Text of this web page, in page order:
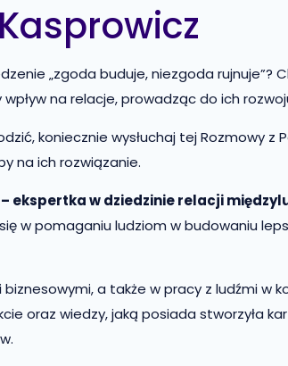
„zgoda buduje, niezgoda rujnuje”?
na relacje, prowadząc do ich
koniecznie wysłuchaj tej Rozmowy z
na ich rozwiązanie.
ekspertka w dziedzinie relacji
w pomaganiu ludziom w budowaniu
a także w pracy z ludźmi w
oraz wiedzy, jaką posiada stworzyła